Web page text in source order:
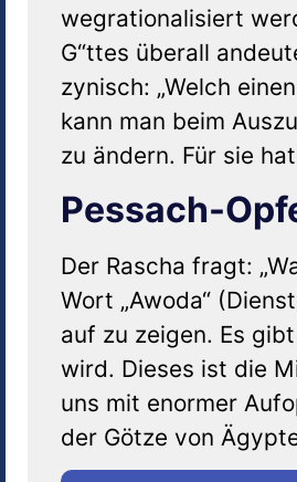
wegrationalisiert
G“ttes überall
zynisch: „Welch
kann man beim
zu ändern. Für sie
Pessach-
Der Rascha fragt:
Wort „Awoda“
auf zu zeigen. Es
wird. Dieses ist die
uns mit enormer
der Götze von